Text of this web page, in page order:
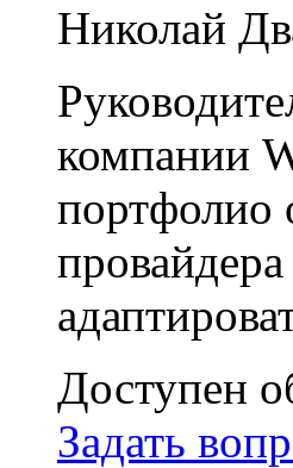
Николай
компании
портфолио
Доступен
Задать